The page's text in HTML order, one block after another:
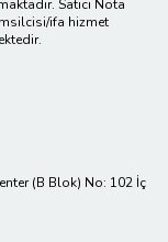
Satıcı Nota
ifa hizmet
(B Blok) No: 102 İç